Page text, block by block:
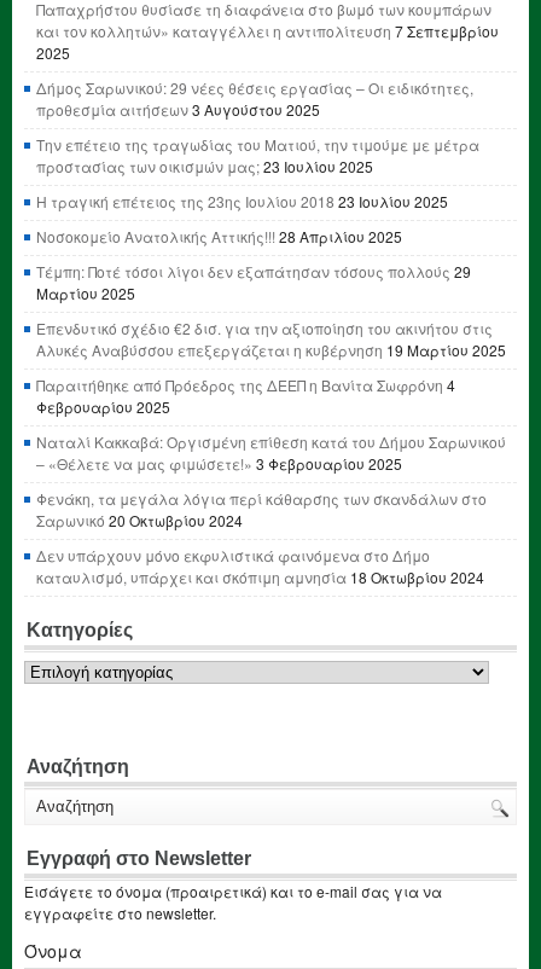
Παπαχρήστου θυσίασε τη διαφάνεια στο βωμό των κουμπάρων
και τον κολλητών» καταγγέλλει η αντιπολίτευση 7 Σεπτεμβρίου
2025
Δήμος Σαρωνικού: 29 νέες θέσεις εργασίας – Οι ειδικότητες,
προθεσμία αιτήσεων3 Αυγούστου 2025
Την επέτειο της τραγωδίας του Ματιού, την τιμούμε με μέτρα
προστασίας των οικισμών μας;23 Ιουλίου 2025
Η τραγική επέτειος της 23ης Ιουλίου 2018 23 Ιουλίου 2025
Νοσοκομείο Ανατολικής Αττικής!!! 28 Απριλίου 2025
Τέμπη: Ποτέ τόσοι λίγοι δεν εξαπάτησαν τόσους πολλούς 29
Μαρτίου 2025
Επενδυτικό σχέδιο €2 δισ. για την αξιοποίηση του ακινήτου στις
Αλυκές Αναβύσσου επεξεργάζεται η κυβέρνηση 19 Μαρτίου 2025
Παραιτήθηκε από Πρόεδρος της ΔΕΕΠ η Βανίτα Σωφρόνη 4
Φεβρουαρίου 2025
Ναταλί Κακκαβά: Οργισμένη επίθεση κατά του Δήμου Σαρωνικού
– «Θέλετε να μας φιμώσετε!» 3 Φεβρουαρίου 2025
Φενάκη, τα μεγάλα λόγια περί κάθαρσης των σκανδάλων στο
Σαρωνικό 20 Οκτωβρίου 2024
Δεν υπάρχουν μόνο εκφυλιστικά φαινόμενα στο Δήμο
καταυλισμό, υπάρχει και σκόπιμη αμνησία 18 Οκτωβρίου 2024
Κατηγορίες
Κατηγορίες
Αναζήτηση
Εγγραφή στο Newsletter
Εισάγετε το όνομα (προαιρετικά) και το e-mail σας για να
εγγραφείτε στο newsletter.
Όνομα